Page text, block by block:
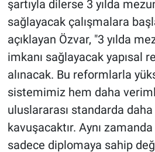
şartıyla dilerse 3 yılda
sağlayacak çalışmalara
açıklayan Özvar, "3 yılda
imkanı sağlayacak yapısal
alınacak. Bu reformlarla
sistemimiz hem daha
uluslararası standarda
kavuşacaktır. Aynı
sadece diplomaya sahip